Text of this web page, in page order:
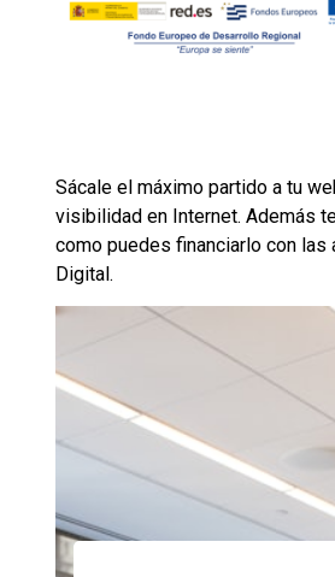
Sácale el máximo partido a tu
visibilidad en Internet. Además
como puedes financiarlo con las
Digital.